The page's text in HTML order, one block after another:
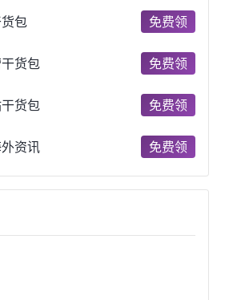
商趋势
境电商
跨境电商
巴跨境电商
境电商跨境电商的模式
商的优势
包 免费领
货包 免费领
货包 免费领
资讯 免费领